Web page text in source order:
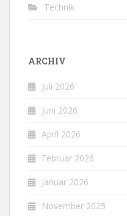
Technik
ARCHIV
Juli 2026
Juni 2026
April 2026
Februar 2026
Januar 2026
November 2025